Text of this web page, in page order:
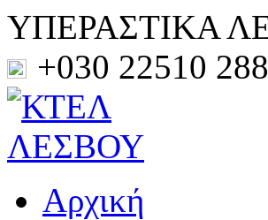
ΥΠΕΡΑΣΤΙΚΑ
+030 22510
Αρχική